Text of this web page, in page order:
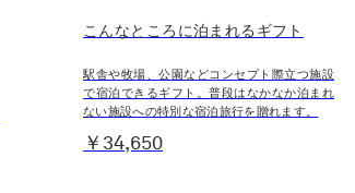
こんなところに泊まれるギフト
駅舎や牧場、公園などコンセプト際立つ施設
で宿泊できるギフト。普段はなかなか泊まれ
ない施設への特別な宿泊旅行を贈れます。
￥34,650